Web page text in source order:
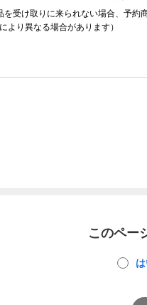
受け取りに来られない場合、予約
より異なる場合があります）
このペー